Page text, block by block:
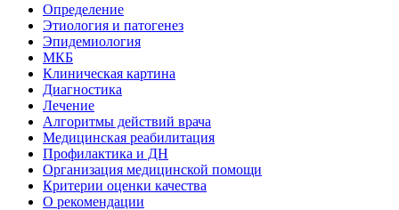
Определение
Этиология и патогенез
Эпидемиология
МКБ
Клиническая картина
Диагностика
Лечение
Алгоритмы действий врача
Медицинская реабилитация
Профилактика и ДН
Организация медицинской помощи
Критерии оценки качества
О рекомендации